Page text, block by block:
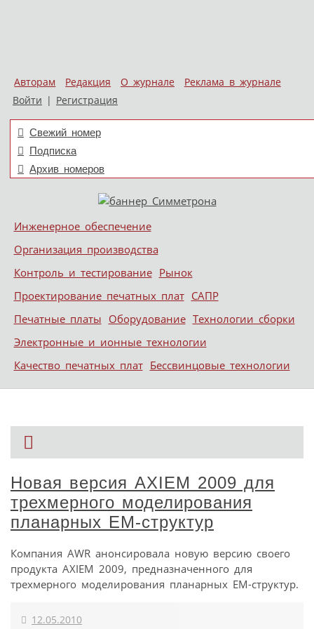
Авторам Редакция О журнале
Реклама в журнале
Войти | Регистрация
Свежий номер
Подписка
Архив номеров
Меню
Skip to content
Инженерное обеспечение
Организация производства
Контроль и тестирование Рынок
Проектирование печатных плат САПР
Печатные платы Оборудование Технологии сборки
Электронные и ионные технологии
Качество печатных плат Бессвинцовые технологии
Новая версия AXIEM 2009 для
трехмерного моделирования
планарных EM-структур
Компания AWR анонсировала новую версию своего
продукта AXIEM 2009, предназначенного для
трехмерного моделирования планарных EM-структур.
12.05.2010